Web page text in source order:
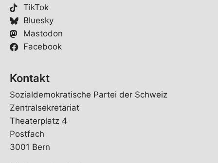
TikTok
Bluesky
Mastodon
Facebook
Kontakt
Sozialdemokratische Partei der Schweiz
Zentralsekretariat
Theaterplatz 4
Postfach
3001 Bern